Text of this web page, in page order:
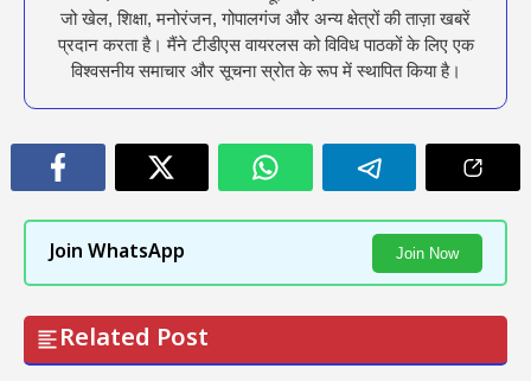
जो खेल, शिक्षा, मनोरंजन, गोपालगंज और अन्य क्षेत्रों की ताज़ा खबरें
प्रदान करता है। मैंने टीडीएस वायरलस को विविध पाठकों के लिए एक
विश्वसनीय समाचार और सूचना स्रोत के रूप में स्थापित किया है।
Join WhatsApp Join Now
Related Post